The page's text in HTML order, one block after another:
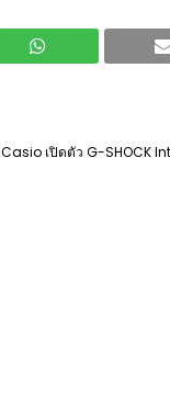
Casio เปิดตัว G-SHOCK